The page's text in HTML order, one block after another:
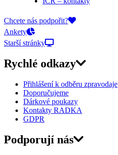
On-line přihlášky
Chcete nás podpořit?
Ankety
Starší stránky
Rychlé odkazy
Přihlášení k odběru zpravodaje
Doporučujeme
Dárkové poukazy
Kontakty RADKA
GDPR
Podporují nás